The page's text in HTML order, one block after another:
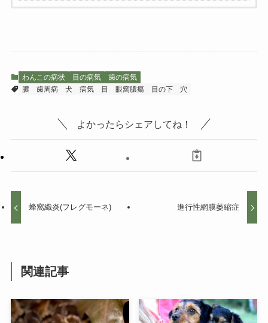
わんこの病状 目の病気
歯の病気
膿
歯周病 犬 病気 目 眼窩膿瘍 目の下 穴
よかったらシェアしてね！
蜂窩織炎(フレグモーネ) 進行性網膜萎縮症
関連記事